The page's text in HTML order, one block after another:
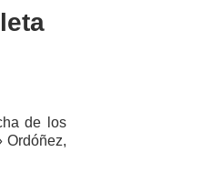
de los
Ordóñez,